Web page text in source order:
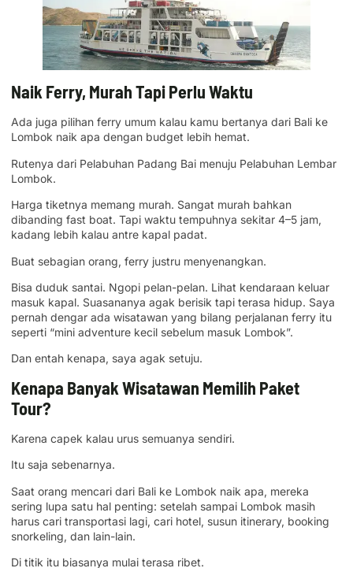
Naik Ferry, Murah Tapi Perlu Waktu
Ada juga pilihan ferry umum kalau kamu bertanya dari Bali ke
Lombok naik apa dengan budget lebih hemat.
Rutenya dari Pelabuhan Padang Bai menuju Pelabuhan Lembar
Lombok.
Harga tiketnya memang murah. Sangat murah bahkan
dibanding fast boat. Tapi waktu tempuhnya sekitar 4–5 jam,
kadang lebih kalau antre kapal padat.
Buat sebagian orang, ferry justru menyenangkan.
Bisa duduk santai. Ngopi pelan-pelan. Lihat kendaraan keluar
masuk kapal. Suasananya agak berisik tapi terasa hidup. Saya
pernah dengar ada wisatawan yang bilang perjalanan ferry itu
seperti “mini adventure kecil sebelum masuk Lombok”.
Dan entah kenapa, saya agak setuju.
Kenapa Banyak Wisatawan Memilih Paket
Tour?
Karena capek kalau urus semuanya sendiri.
Itu saja sebenarnya.
Saat orang mencari dari Bali ke Lombok naik apa, mereka
sering lupa satu hal penting: setelah sampai Lombok masih
harus cari transportasi lagi, cari hotel, susun itinerary, booking
snorkeling, dan lain-lain.
Di titik itu biasanya mulai terasa ribet.